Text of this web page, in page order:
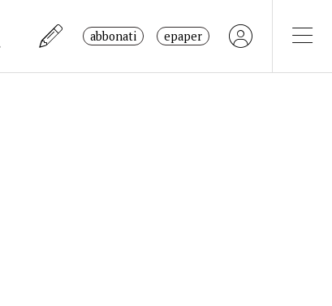
abbonati epaper